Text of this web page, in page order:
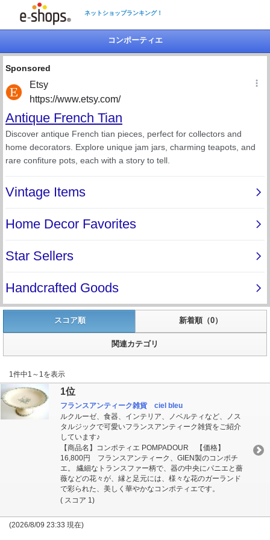
ネットショップランキング！
コンポーティエ
スコア順 新着順（0）
関連カテゴリ
1件中1～1を表示
1位
フランスアンティーク雑貨 ciel bleu
ルクルーゼ、食器、インテリア、ノベルティなど、ノス
タルジックで可愛いフランスアンティーク雑貨をご紹介
しています♪
【商品名】コンポティエ POMPADOUR 【価格】
16,800円 フランスアンティーク、GIEN製のコンポチ
エ。 繊細なトランスファー柄で、器の中央にパニエと薔
薇などの花々が、縁と足元には、様々な花のガーランド
で彩られた、美しく華やかなコンポティエです。
( スコア 1)
(2026/8/09 23:33 現在)